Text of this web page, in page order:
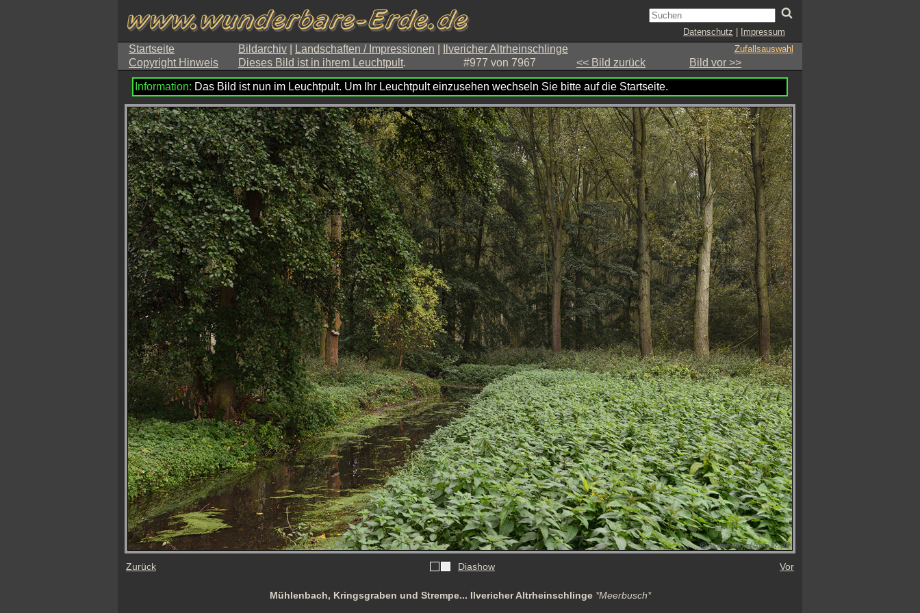
Datenschutz Impressum
Startseite Bildarchiv Landschaften / Impressionen Ilvericher Altrheinschlinge Zufallsauswahl
Copyright Hinweis Dieses Bild ist in ihrem Leuchtpult. #977 von 7967 << Bild zurück Bild vor >>
Das Bild ist nun im Leuchtpult. Um Ihr Leuchtpult einzusehen wechseln Sie bitte auf die Startseite.
Zurück Diashow Vor
Mühlenbach, Kringsgraben und Strempe... Ilvericher Altrheinschlinge *Meerbusch*